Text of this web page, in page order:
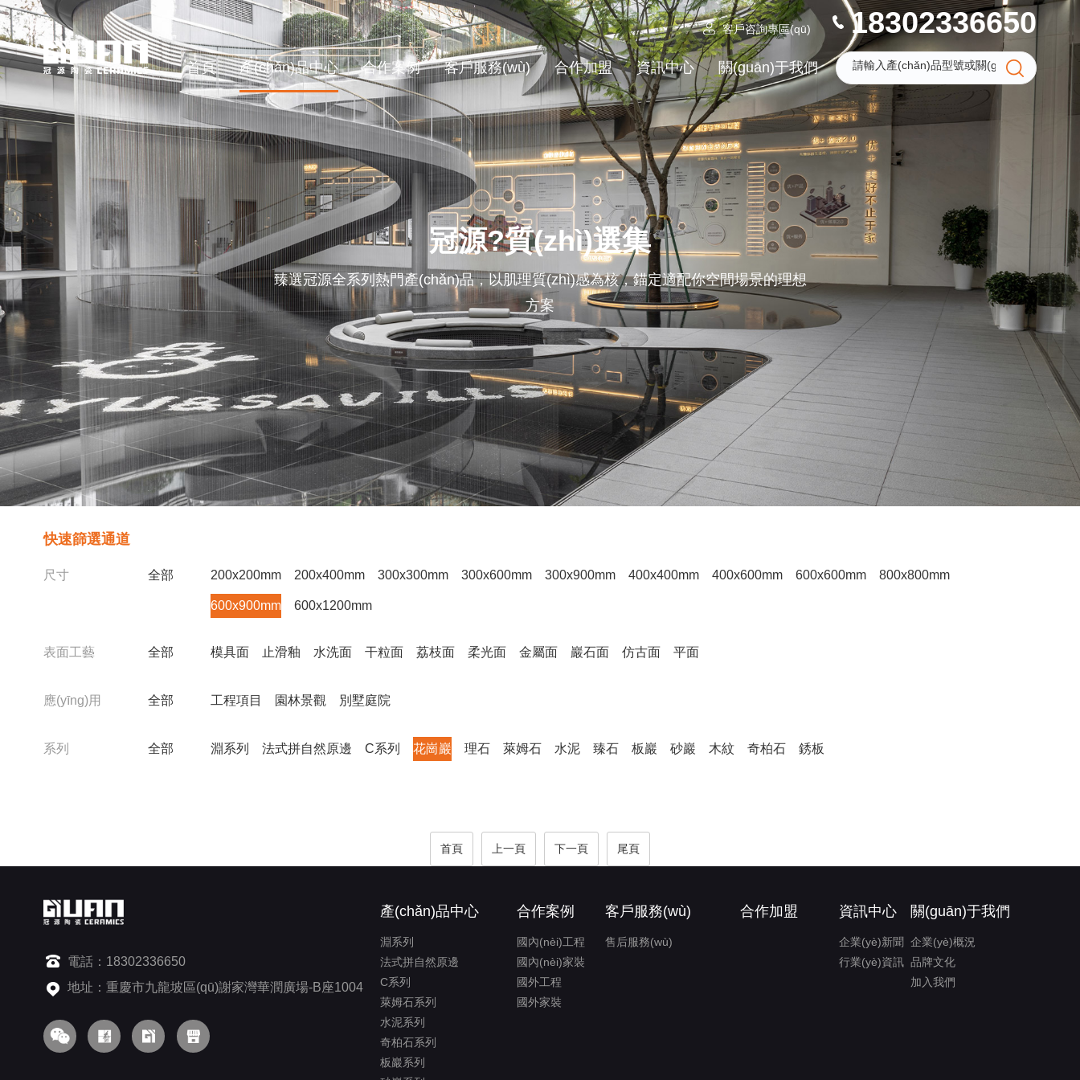
客戶咨詢專區(qū) 18302336650
首頁 產(chǎn)品中心 合作案例 客戶服務(wù) 合作加盟 資訊中心 關(guān)于我們
冠源?質(zhì)選集
臻選冠源全系列熱門產(chǎn)品，以肌理質(zhì)感為核，錨定適配你空間場景的理想
方案
快速篩選通道
尺寸 全部 200x200mm 200x400mm 300x300mm 300x600mm 300x900mm 400x400mm 400x600mm 600x600mm 800x800mm
600x900mm 600x1200mm
表面工藝 全部 模具面 止滑釉 水洗面 干粒面 荔枝面 柔光面 金屬面 巖石面 仿古面 平面
應(yīng)用 全部 工程項目 園林景觀 別墅庭院
系列 全部 淵系列 法式拼自然原邊 C系列 花崗巖 理石 萊姆石 水泥 臻石 板巖 砂巖 木紋 奇柏石 銹板
首頁 上一頁 下一頁 尾頁
產(chǎn)品中心
淵系列
法式拼自然原邊
C系列
萊姆石系列
水泥系列
奇柏石系列
板巖系列
合作案例
國內(nèi)工程
國內(nèi)家裝
國外工程
國外家裝
客戶服務(wù)
售后服務(wù)
合作加盟 資訊中心
企業(yè)新聞
行業(yè)資訊
關(guān)于我們
企業(yè)概況
品牌文化
加入我們
電話：18302336650
地址：重慶市九龍坡區(qū)謝家灣華潤廣場-B座1004